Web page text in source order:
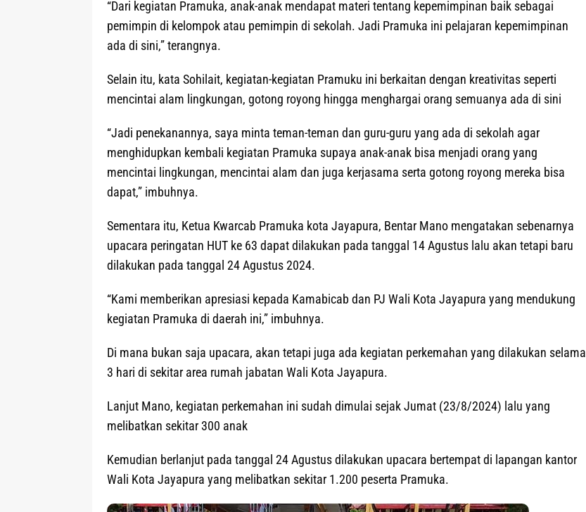
“Dari kegiatan Pramuka, anak-anak mendapat materi tentang kepemimpinan baik sebagai
pemimpin di kelompok atau pemimpin di sekolah. Jadi Pramuka ini pelajaran kepemimpinan
ada di sini,” terangnya.
Selain itu, kata Sohilait, kegiatan-kegiatan Pramuku ini berkaitan dengan kreativitas seperti
mencintai alam lingkungan, gotong royong hingga menghargai orang semuanya ada di sini
“Jadi penekanannya, saya minta teman-teman dan guru-guru yang ada di sekolah agar
menghidupkan kembali kegiatan Pramuka supaya anak-anak bisa menjadi orang yang
mencintai lingkungan, mencintai alam dan juga kerjasama serta gotong royong mereka bisa
dapat,” imbuhnya.
Sementara itu, Ketua Kwarcab Pramuka kota Jayapura, Bentar Mano mengatakan sebenarnya
upacara peringatan HUT ke 63 dapat dilakukan pada tanggal 14 Agustus lalu akan tetapi baru
dilakukan pada tanggal 24 Agustus 2024.
“Kami memberikan apresiasi kepada Kamabicab dan PJ Wali Kota Jayapura yang mendukung
kegiatan Pramuka di daerah ini,” imbuhnya.
Di mana bukan saja upacara, akan tetapi juga ada kegiatan perkemahan yang dilakukan selama
3 hari di sekitar area rumah jabatan Wali Kota Jayapura.
Lanjut Mano, kegiatan perkemahan ini sudah dimulai sejak Jumat (23/8/2024) lalu yang
melibatkan sekitar 300 anak
Kemudian berlanjut pada tanggal 24 Agustus dilakukan upacara bertempat di lapangan kantor
Wali Kota Jayapura yang melibatkan sekitar 1.200 peserta Pramuka.